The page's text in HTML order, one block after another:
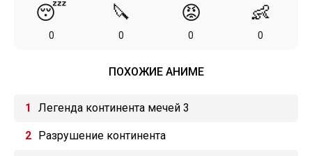
😴
0
🔪
0
😡
0
👶
0
ПОХОЖИЕ АНИМЕ
Легенда континента мечей 3
Разрушение континента